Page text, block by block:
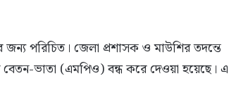
জন্য পরিচিত। জেলা প্রশাসক ও মাউশির তদন্তে
বেতন-ভাতা (এমপিও) বন্ধ করে দেওয়া হয়েছে। এ